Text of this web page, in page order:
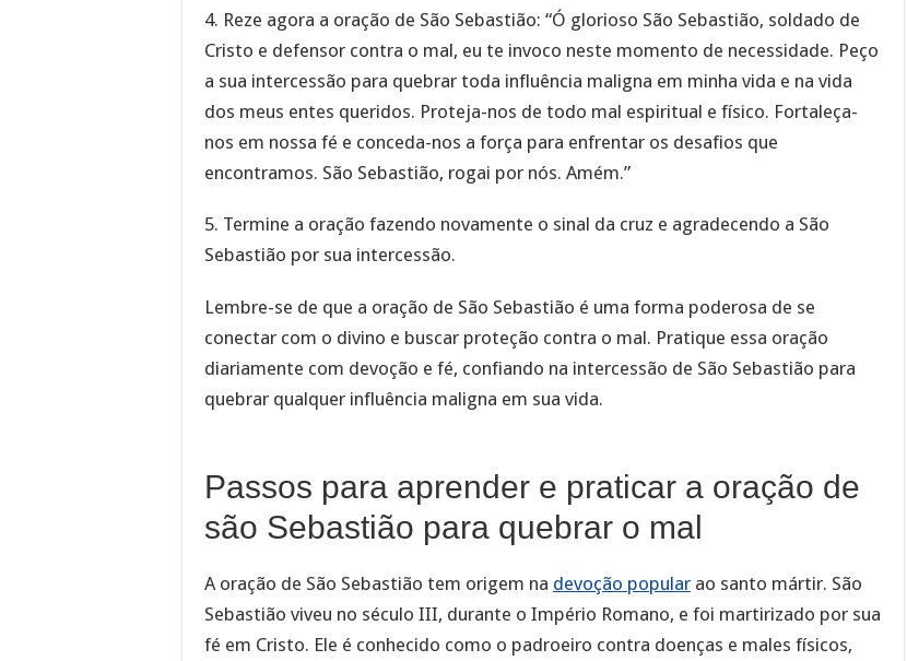
4. Reze agora a oração de São Sebastião: “Ó glorioso São Sebastião, soldado de
Cristo e defensor contra o mal, eu te invoco neste momento de necessidade. Peço
a sua intercessão para quebrar toda influência maligna em minha vida e na vida
dos meus entes queridos. Proteja-nos de todo mal espiritual e físico. Fortaleça-
nos em nossa fé e conceda-nos a força para enfrentar os desafios que
encontramos. São Sebastião, rogai por nós. Amém.”
5. Termine a oração fazendo novamente o sinal da cruz e agradecendo a São
Sebastião por sua intercessão.
Lembre-se de que a oração de São Sebastião é uma forma poderosa de se
conectar com o divino e buscar proteção contra o mal. Pratique essa oração
diariamente com devoção e fé, confiando na intercessão de São Sebastião para
quebrar qualquer influência maligna em sua vida.
Passos para aprender e praticar a oração de
são Sebastião para quebrar o mal
A oração de São Sebastião tem origem na devoção popular ao santo mártir. São
Sebastião viveu no século III, durante o Império Romano, e foi martirizado por sua
fé em Cristo. Ele é conhecido como o padroeiro contra doenças e males físicos,